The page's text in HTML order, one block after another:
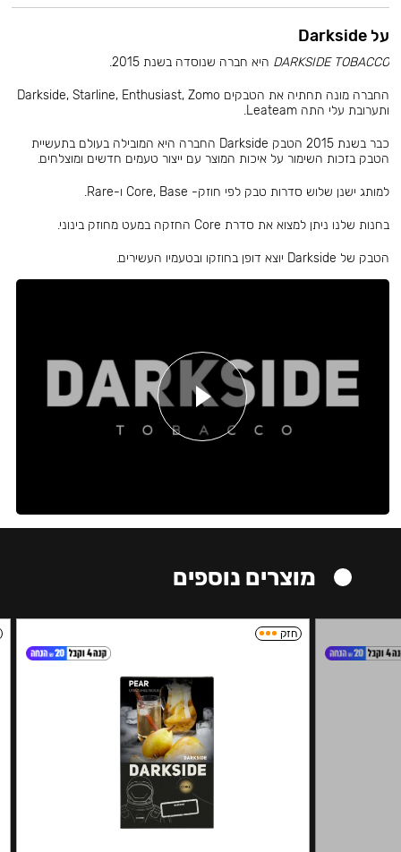
על Darkside
DARKSIDE TOBACCO היא חברה שנוסדה בשנת 2015.
החברה מונה תחתיה את הטבקים Darkside, Starline, Enthusiast, Zomo
ותערובת עלי התה Leateam.
כבר בשנת 2015 הטבק Darkside החברה היא המובילה בעולם בתעשיית
הטבק בזכות השימור על איכות המוצר עם ייצור טעמים חדשים ומוצלחים.
למותג ישנן שלוש סדרות טבק לפי חוזק- Core, Base ו-Rare.
בחנות שלנו ניתן למצוא את סדרת Core החזקה במעט מחוזק בינוני.
הטבק של Darkside יוצא דופן בחוזקו ובטעמיו העשירים.
מוצרים נוספים
חזק